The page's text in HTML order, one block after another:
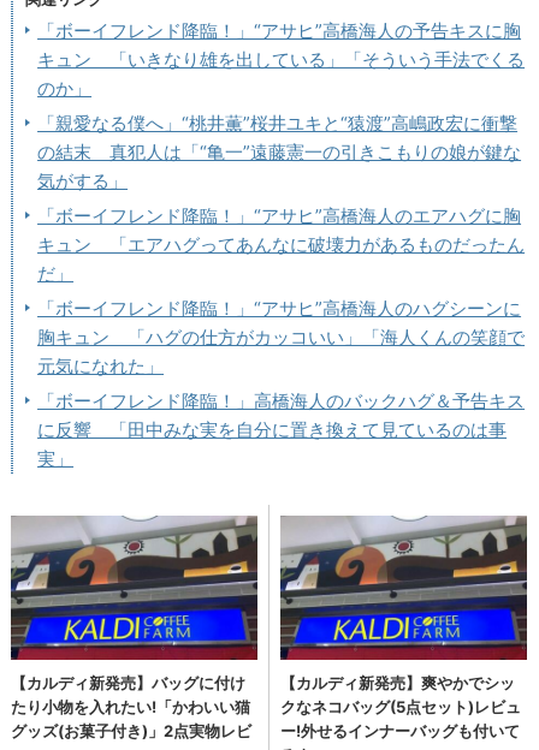
「ボーイフレンド降臨！」“アサヒ”高橋海人の予告キスに胸
キュン 「いきなり雄を出している」「そういう手法でくる
のか」
「親愛なる僕へ」“桃井薫”桜井ユキと“猿渡”高嶋政宏に衝撃
の結末 真犯人は「“亀一”遠藤憲一の引きこもりの娘が鍵な
気がする」
「ボーイフレンド降臨！」“アサヒ”高橋海人のエアハグに胸
キュン 「エアハグってあんなに破壊力があるものだったん
だ」
「ボーイフレンド降臨！」“アサヒ”高橋海人のハグシーンに
胸キュン 「ハグの仕方がカッコいい」「海人くんの笑顔で
元気になれた」
「ボーイフレンド降臨！」高橋海人のバックハグ＆予告キス
に反響 「田中みな実を自分に置き換えて見ているのは事
実」